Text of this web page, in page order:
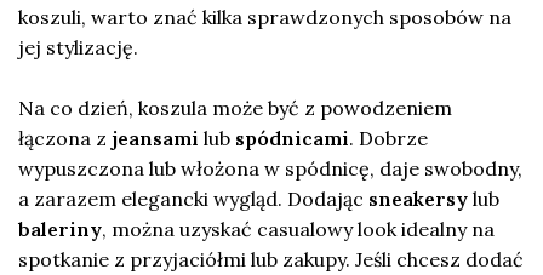
koszuli, warto znać kilka sprawdzonych sposobów na
jej stylizację.
Na co dzień, koszula może być z powodzeniem
łączona z jeansami lub spódnicami. Dobrze
wypuszczona lub włożona w spódnicę, daje swobodny,
a zarazem elegancki wygląd. Dodając sneakersy lub
baleriny, można uzyskać casualowy look idealny na
spotkanie z przyjaciółmi lub zakupy. Jeśli chcesz dodać